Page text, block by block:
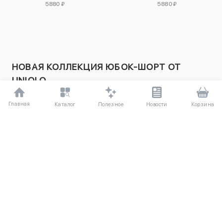
5880 ₽
5880 ₽
НОВАЯ КОЛЛЕКЦИЯ ЮБОК-ШОРТ ОТ
UNIQLO
Ищете универсальную одежду для активного отдыха или
повседневной носки? Юбки-шорты от Uniqlo сочетают в себе
Главная Каталог Полезное Новости Корзина